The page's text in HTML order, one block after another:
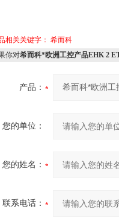
相关关键字： 希而科
你对希而科*欧洲工控产品EHK 2
产品：
您的单位：
您的姓名：
联系电话：